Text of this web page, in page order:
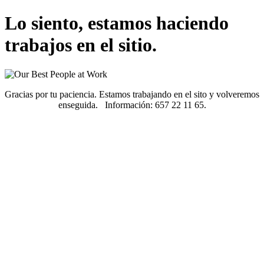
Lo siento, estamos haciendo
trabajos en el sitio.
Gracias por tu paciencia. Estamos trabajando en el sito y volveremos
enseguida. Información: 657 22 11 65.